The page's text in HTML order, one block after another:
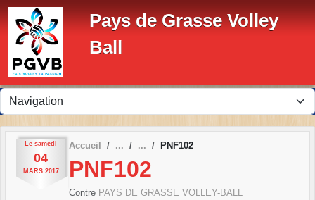
Pays de Grasse Volley
Ball
Le samedi
04
MARS 2017
Accueil PNF102
PNF102
Contre PAYS DE GRASSE VOLLEY-BALL
Panneau de gestion des cookies